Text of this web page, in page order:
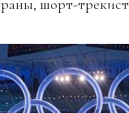
шорт-